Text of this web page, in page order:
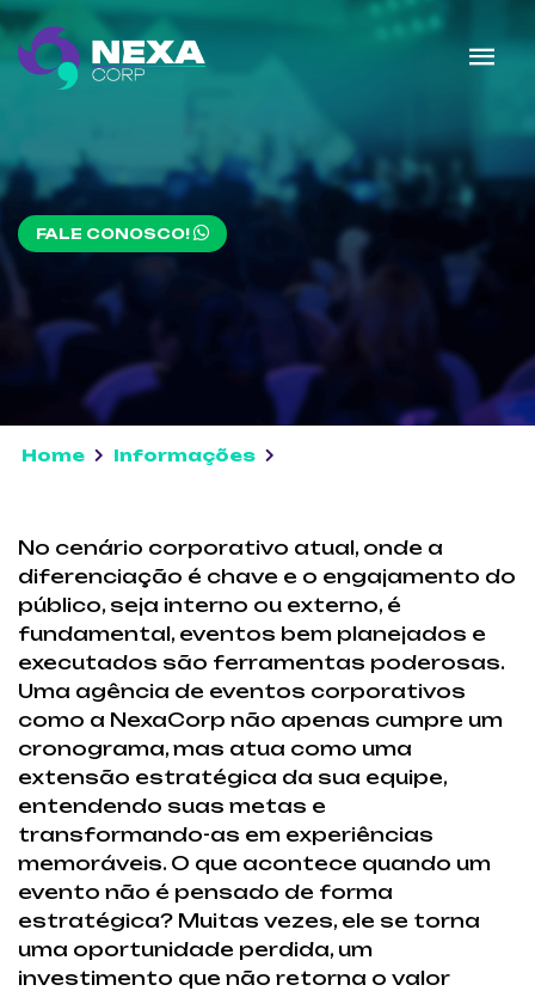
FALE CONOSCO!
Home Informações
No cenário corporativo atual, onde a
diferenciação é chave e o engajamento do
público, seja interno ou externo, é
fundamental, eventos bem planejados e
executados são ferramentas poderosas.
Uma agência de eventos corporativos
como a NexaCorp não apenas cumpre um
cronograma, mas atua como uma
extensão estratégica da sua equipe,
entendendo suas metas e
transformando-as em experiências
memoráveis. O que acontece quando um
evento não é pensado de forma
estratégica? Muitas vezes, ele se torna
uma oportunidade perdida, um
investimento que não retorna o valor